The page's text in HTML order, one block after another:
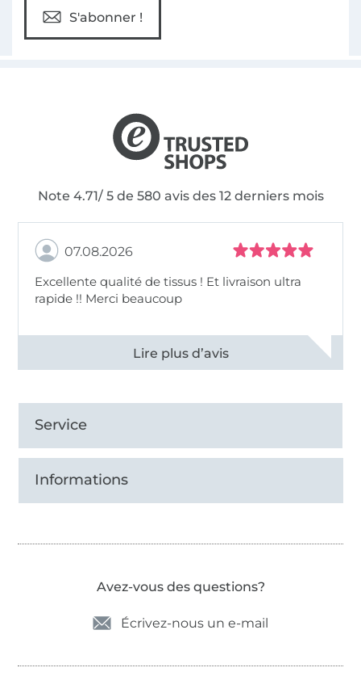
S'abonner !
Note 4.71/ 5 de 580 avis des 12 derniers mois
07.08.2026
Excellente qualité de tissus ! Et livraison ultra
rapide !! Merci beaucoup
Voir tous les 11496 commentaires
Service
Informations
Avez-vous des questions?
Écrivez-nous un e-mail